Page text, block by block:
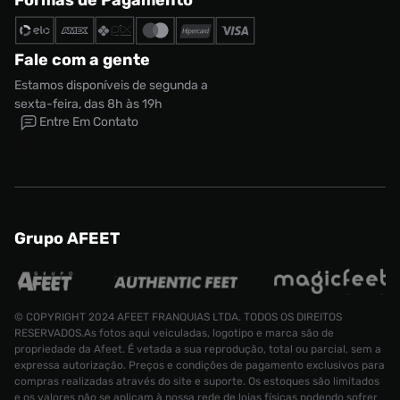
Fale com a gente
Estamos disponíveis de segunda a
sexta-feira, das 8h às 19h
Entre Em Contato
Grupo AFEET
© COPYRIGHT 2024 AFEET FRANQUIAS LTDA. TODOS OS DIREITOS
RESERVADOS.As fotos aqui veiculadas, logotipo e marca são de
propriedade da Afeet. É vetada a sua reprodução, total ou parcial, sem a
expressa autorização. Preços e condições de pagamento exclusivos para
compras realizadas através do site e suporte. Os estoques são limitados
e os valores não se aplicam à nossa rede de lojas físicas podendo sofrer